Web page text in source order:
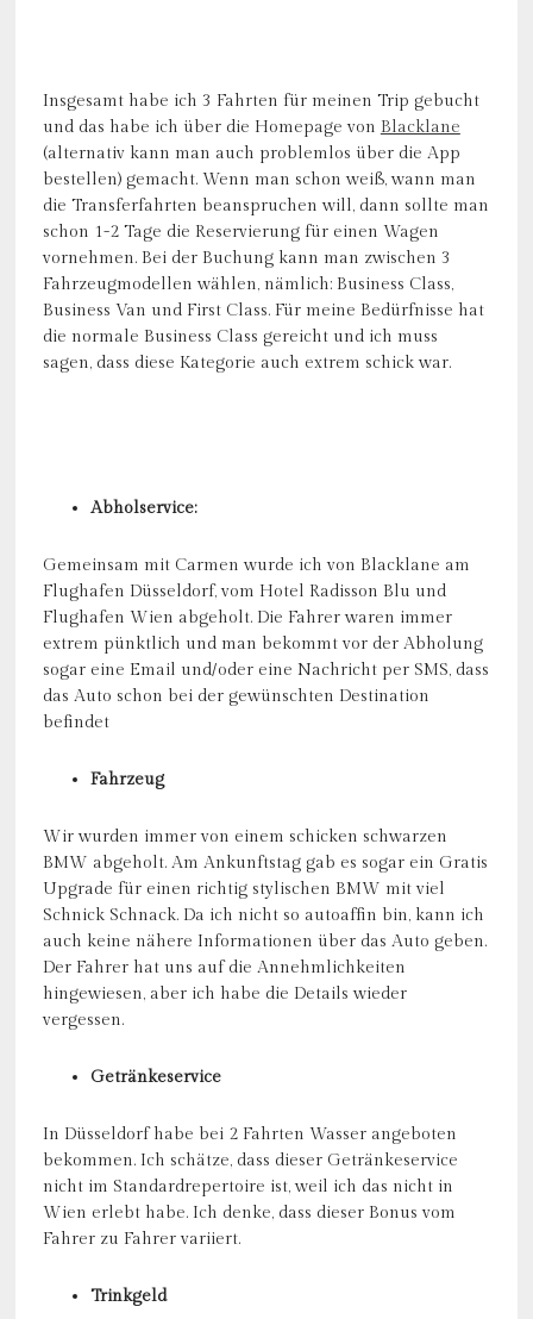
Insgesamt habe ich 3 Fahrten für meinen Trip gebucht
und das habe ich über die Homepage von Blacklane
(alternativ kann man auch problemlos über die App
bestellen) gemacht. Wenn man schon weiß, wann man
die Transferfahrten beanspruchen will, dann sollte man
schon 1-2 Tage die Reservierung für einen Wagen
vornehmen. Bei der Buchung kann man zwischen 3
Fahrzeugmodellen wählen, nämlich: Business Class,
Business Van und First Class. Für meine Bedürfnisse hat
die normale Business Class gereicht und ich muss
sagen, dass diese Kategorie auch extrem schick war.
Abholservice:
Gemeinsam mit Carmen wurde ich von Blacklane am
Flughafen Düsseldorf, vom Hotel Radisson Blu und
Flughafen Wien abgeholt. Die Fahrer waren immer
extrem pünktlich und man bekommt vor der Abholung
sogar eine Email und/oder eine Nachricht per SMS, dass
das Auto schon bei der gewünschten Destination
befindet
Fahrzeug
Wir wurden immer von einem schicken schwarzen
BMW abgeholt. Am Ankunftstag gab es sogar ein Gratis
Upgrade für einen richtig stylischen BMW mit viel
Schnick Schnack. Da ich nicht so autoaffin bin, kann ich
auch keine nähere Informationen über das Auto geben.
Der Fahrer hat uns auf die Annehmlichkeiten
hingewiesen, aber ich habe die Details wieder
vergessen.
Getränkeservice
In Düsseldorf habe bei 2 Fahrten Wasser angeboten
bekommen. Ich schätze, dass dieser Getränkeservice
nicht im Standardrepertoire ist, weil ich das nicht in
Wien erlebt habe. Ich denke, dass dieser Bonus vom
Fahrer zu Fahrer variiert.
Trinkgeld